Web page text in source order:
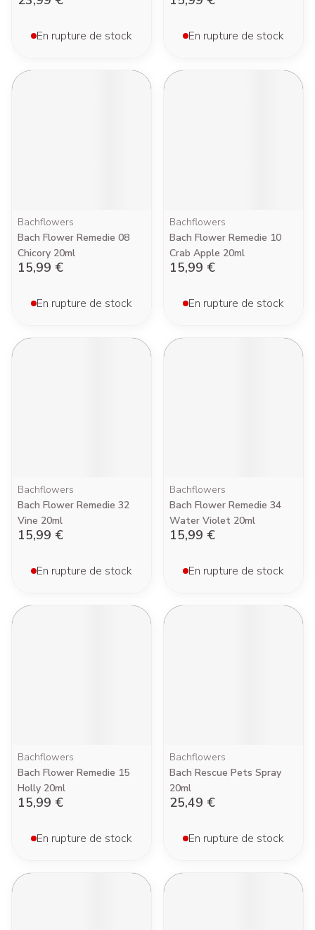
En rupture de stock En rupture de stock
Bachflowers
Bach Flower Remedie 08
Chicory 20ml
15,99 €
En rupture de stock
Bachflowers
Bach Flower Remedie 10
Crab Apple 20ml
15,99 €
En rupture de stock
Bachflowers
Bach Flower Remedie 32
Vine 20ml
15,99 €
En rupture de stock
Bachflowers
Bach Flower Remedie 34
Water Violet 20ml
15,99 €
En rupture de stock
Bachflowers
Bach Flower Remedie 15
Holly 20ml
15,99 €
En rupture de stock
Bachflowers
Bach Rescue Pets Spray
20ml
25,49 €
En rupture de stock